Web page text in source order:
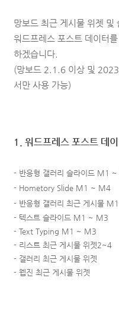
망보드 최근 게시물 위젯 및
워드프레스 포스트 데이터
하겠습니다.
(망보드 2.1.6 이상 및
서만 사용 가능)
1. 워드프레스 포스트 데
- 반응형 갤러리 슬라이드 M1
- Hometory Slide M1 ~ M4
- 반응형 갤러리 최근 게시물
- 텍스트 슬라이드 M1 ~ M3
- Text Typing M1 ~ M3
- 리스트 최근 게시물 위젯2~4
- 갤러리 최근 게시물 위젯
- 웹진 최근 게시물 위젯